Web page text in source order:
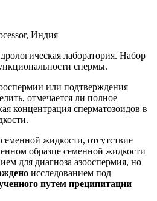
Индия
лаборатория. Набор
спермы.
или подтверждения
отмечается ли полное
концентрация сперматозоидов в
жидкости, отсутствие
образце семенной жидкости
для диагноза азооспермия, но
исследованием под
путем преципитации